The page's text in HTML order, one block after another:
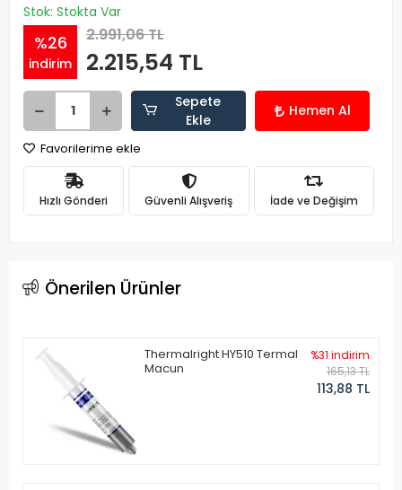
Stok: Stokta Var
%26
indirim
2.991,06 TL
2.215,54 TL
Sepete
Ekle
Hemen Al
Favorilerime ekle
Hızlı Gönderi Güvenli Alışveriş İade ve Değişim
Önerilen Ürünler
Thermalright HY510 Termal
Macun
%31 indirim
165,13 TL
113,88 TL